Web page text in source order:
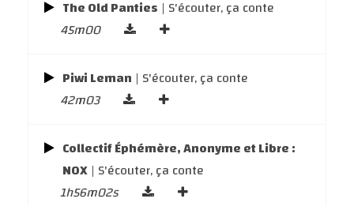
The Old Panties | S'écouter, ça conte
45m00
Piwi Leman | S'écouter, ça conte
42m03
Collectif Éphémère, Anonyme et Libre :
NOX | S'écouter, ça conte
1h56m02s